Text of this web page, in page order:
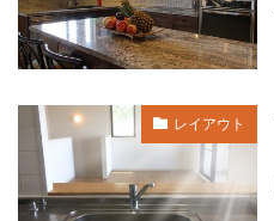
レイアウト